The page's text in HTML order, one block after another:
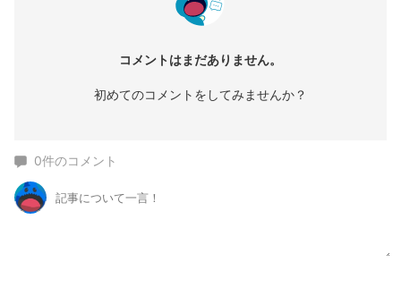
コメントはまだありません。
初めてのコメントをしてみませんか？
0件のコメント